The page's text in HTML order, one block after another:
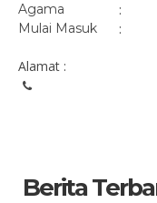
Agama :
Mulai Masuk :
Alamat :
Berita